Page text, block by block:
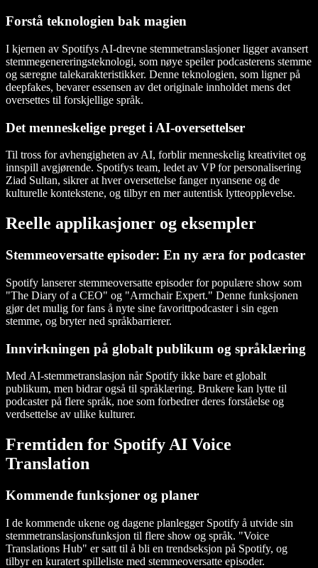
Forstå teknologien bak magien
I kjernen av Spotifys AI-drevne stemmetranslasjoner ligger avansert
stemmegenereringsteknologi, som nøye speiler podcasterens stemme
og særegne talekarakteristikker. Denne teknologien, som ligner på
deepfakes, bevarer essensen av det originale innholdet mens det
oversettes til forskjellige språk.
Det menneskelige preget i AI-oversettelser
Til tross for avhengigheten av AI, forblir menneskelig kreativitet og
innspill avgjørende. Spotifys team, ledet av VP for personalisering
Ziad Sultan, sikrer at hver oversettelse fanger nyansene og de
kulturelle kontekstene, og tilbyr en mer autentisk lytteopplevelse.
Reelle applikasjoner og eksempler
Stemmeoversatte episoder: En ny æra for podcaster
Spotify lanserer stemmeoversatte episoder for populære show som
"The Diary of a CEO" og "Armchair Expert." Denne funksjonen
gjør det mulig for fans å nyte sine favorittpodcaster i sin egen
stemme, og bryter ned språkbarrierer.
Innvirkningen på globalt publikum og språklæring
Med AI-stemmetranslasjon når Spotify ikke bare et globalt
publikum, men bidrar også til språklæring. Brukere kan lytte til
podcaster på flere språk, noe som forbedrer deres forståelse og
verdsettelse av ulike kulturer.
Fremtiden for Spotify AI Voice
Translation
Kommende funksjoner og planer
I de kommende ukene og dagene planlegger Spotify å utvide sin
stemmetranslasjonsfunksjon til flere show og språk. "Voice
Translations Hub" er satt til å bli en trendseksjon på Spotify, og
tilbyr en kuratert spilleliste med stemmeoversatte episoder.